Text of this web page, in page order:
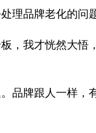
理品牌老化的问
，我才恍然大悟
品牌跟人一样，